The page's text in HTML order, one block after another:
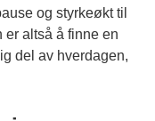
og styrkeøkt til
altså å finne en
del av hverdagen,